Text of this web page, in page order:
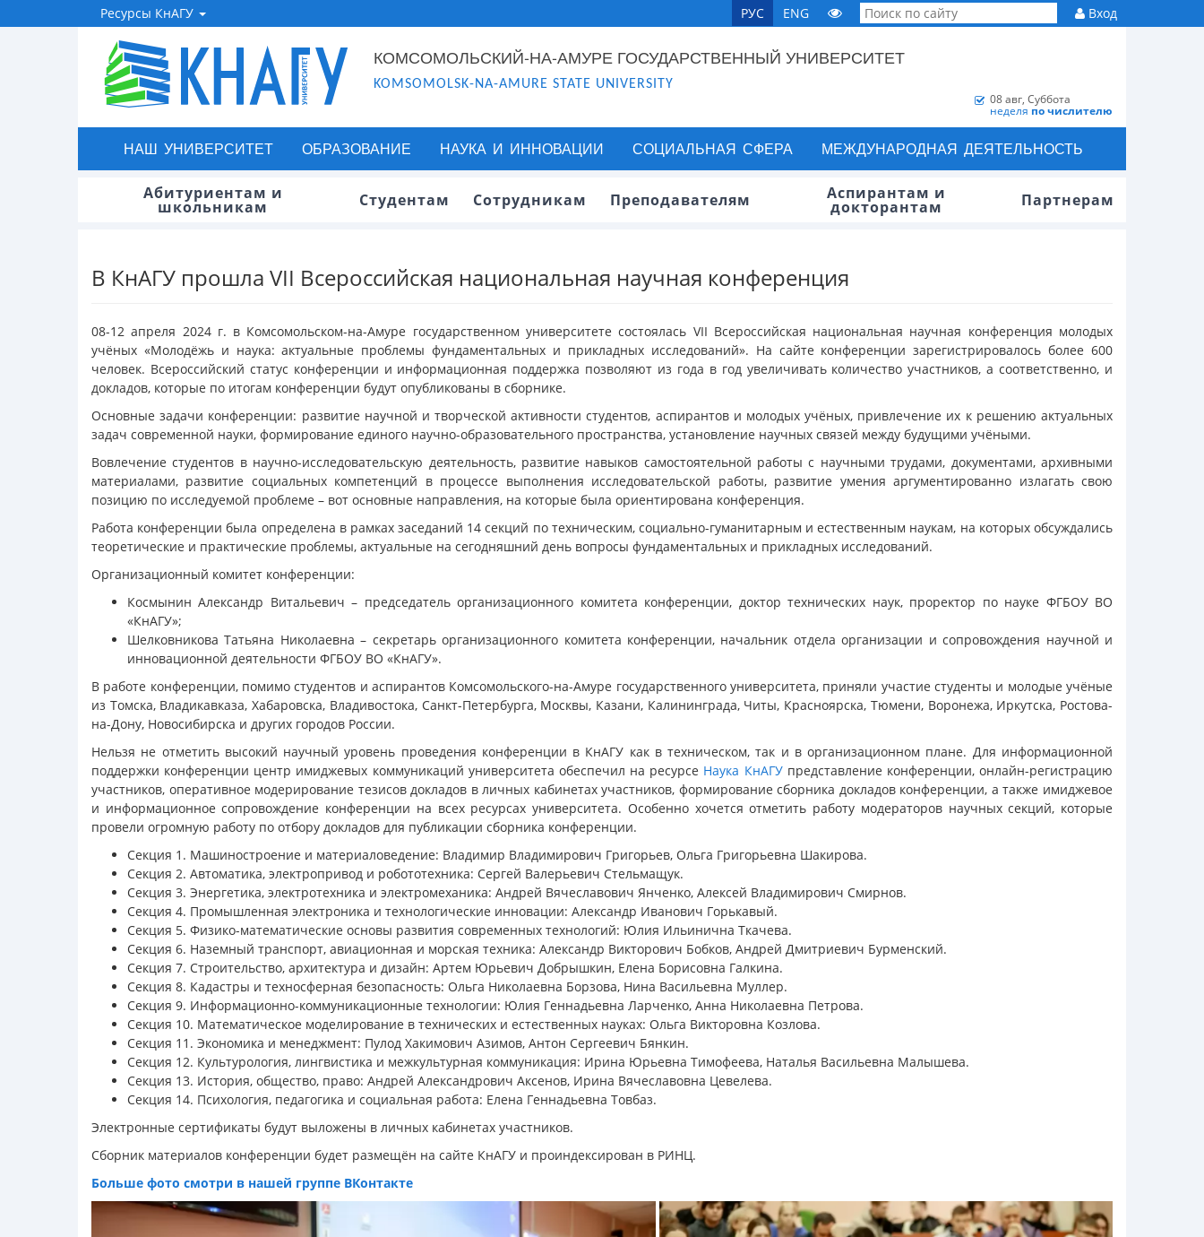
Ресурсы КнАГУ РУС ENG Вход
КОМСОМОЛЬСКИЙ-НА-АМУРЕ ГОСУДАРСТВЕННЫЙ УНИВЕРСИТЕТ
KOMSOMOLSK-NA-AMURE STATE UNIVERSITY
08 авг, Суббота
неделя по числителю
НАШ УНИВЕРСИТЕТ ОБРАЗОВАНИЕ НАУКА И ИННОВАЦИИ СОЦИАЛЬНАЯ СФЕРА МЕЖДУНАРОДНАЯ ДЕЯТЕЛЬНОСТЬ
Абитуриентам и
школьникам Студентам Сотрудникам Преподавателям Аспирантам и
докторантам Партнерам
В КнАГУ прошла VII Всероссийская национальная научная конференция
08-12 апреля 2024 г. в Комсомольском-на-Амуре государственном университете состоялась VII Всероссийская национальная научная конференция молодых
учёных «Молодёжь и наука: актуальные проблемы фундаментальных и прикладных исследований». На сайте конференции зарегистрировалось более 600
человек. Всероссийский статус конференции и информационная поддержка позволяют из года в год увеличивать количество участников, а соответственно, и
докладов, которые по итогам конференции будут опубликованы в сборнике.
Основные задачи конференции: развитие научной и творческой активности студентов, аспирантов и молодых учёных, привлечение их к решению актуальных
задач современной науки, формирование единого научно-образовательного пространства, установление научных связей между будущими учёными.
Вовлечение студентов в научно-исследовательскую деятельность, развитие навыков самостоятельной работы с научными трудами, документами, архивными
материалами, развитие социальных компетенций в процессе выполнения исследовательской работы, развитие умения аргументированно излагать свою
позицию по исследуемой проблеме – вот основные направления, на которые была ориентирована конференция.
Работа конференции была определена в рамках заседаний 14 секций по техническим, социально-гуманитарным и естественным наукам, на которых обсуждались
теоретические и практические проблемы, актуальные на сегодняшний день вопросы фундаментальных и прикладных исследований.
Организационный комитет конференции:
Космынин Александр Витальевич – председатель организационного комитета конференции, доктор технических наук, проректор по науке ФГБОУ ВО
«КнАГУ»;
Шелковникова Татьяна Николаевна – секретарь организационного комитета конференции, начальник отдела организации и сопровождения научной и
инновационной деятельности ФГБОУ ВО «КнАГУ».
В работе конференции, помимо студентов и аспирантов Комсомольского-на-Амуре государственного университета, приняли участие студенты и молодые учёные
из Томска, Владикавказа, Хабаровска, Владивостока, Санкт-Петербурга, Москвы, Казани, Калининграда, Читы, Красноярска, Тюмени, Воронежа, Иркутска, Ростова-
на-Дону, Новосибирска и других городов России.
Нельзя не отметить высокий научный уровень проведения конференции в КнАГУ как в техническом, так и в организационном плане. Для информационной
поддержки конференции центр имиджевых коммуникаций университета обеспечил на ресурсе Наука КнАГУпредставление конференции, онлайн-регистрацию
участников, оперативное модерирование тезисов докладов в личных кабинетах участников, формирование сборника докладов конференции, а также имиджевое
и информационное сопровождение конференции на всех ресурсах университета. Особенно хочется отметить работу модераторов научных секций, которые
провели огромную работу по отбору докладов для публикации сборника конференции.
Секция 1. Машиностроение и материаловедение: Владимир Владимирович Григорьев, Ольга Григорьевна Шакирова.
Секция 2. Автоматика, электропривод и робототехника: Сергей Валерьевич Стельмащук.
Секция 3. Энергетика, электротехника и электромеханика: Андрей Вячеславович Янченко, Алексей Владимирович Смирнов.
Секция 4. Промышленная электроника и технологические инновации: Александр Иванович Горькавый.
Секция 5. Физико-математические основы развития современных технологий: Юлия Ильинична Ткачева.
Секция 6. Наземный транспорт, авиационная и морская техника: Александр Викторович Бобков, Андрей Дмитриевич Бурменский.
Секция 7. Строительство, архитектура и дизайн: Артем Юрьевич Добрышкин, Елена Борисовна Галкина.
Секция 8. Кадастры и техносферная безопасность: Ольга Николаевна Борзова, Нина Васильевна Муллер.
Секция 9. Информационно-коммуникационные технологии: Юлия Геннадьевна Ларченко, Анна Николаевна Петрова.
Секция 10. Математическое моделирование в технических и естественных науках: Ольга Викторовна Козлова.
Секция 11. Экономика и менеджмент: Пулод Хакимович Азимов, Антон Сергеевич Бянкин.
Секция 12. Культурология, лингвистика и межкультурная коммуникация: Ирина Юрьевна Тимофеева, Наталья Васильевна Малышева.
Секция 13. История, общество, право: Андрей Александрович Аксенов, Ирина Вячеславовна Цевелева.
Секция 14. Психология, педагогика и социальная работа: Елена Геннадьевна Товбаз.
Электронные сертификаты будут выложены в личных кабинетах участников.
Сборник материалов конференции будет размещён на сайте КнАГУ и проиндексирован в РИНЦ.
Больше фото смотри в нашей группе ВКонтакте